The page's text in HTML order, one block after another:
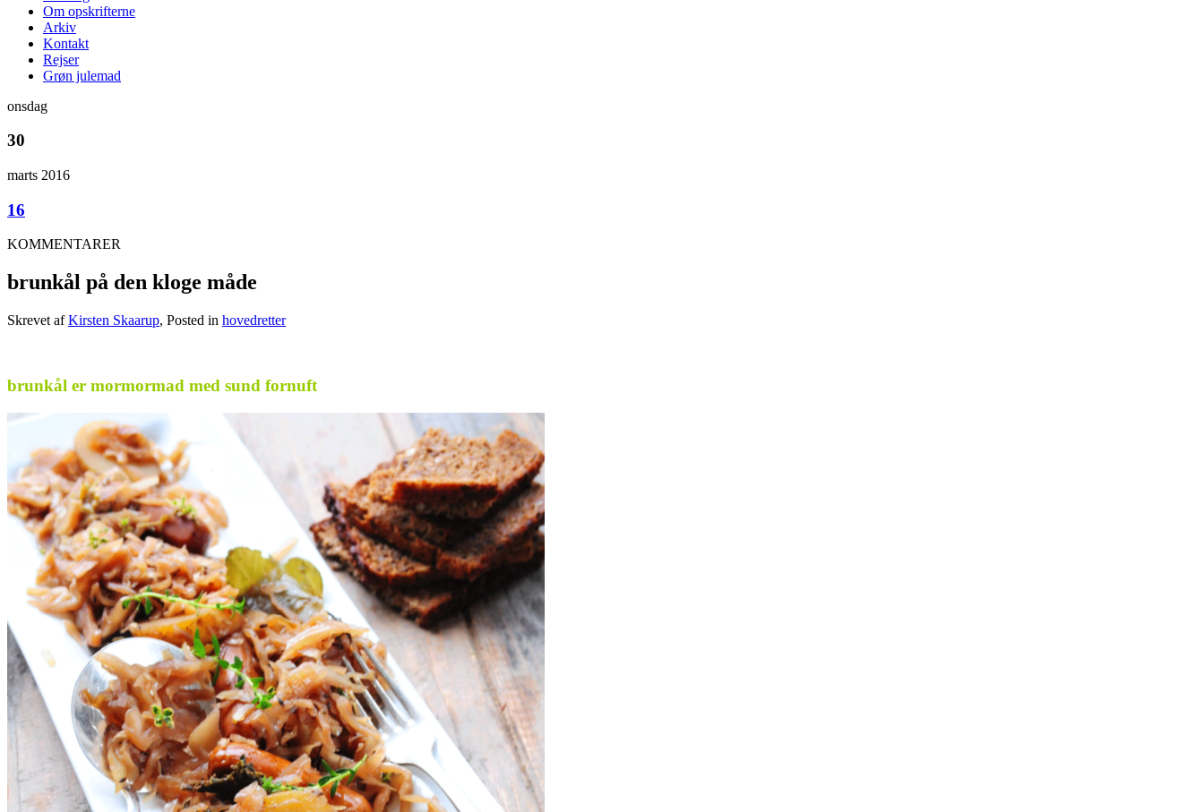
Om opskrifterne
Arkiv
Kontakt
Rejser
Grøn julemad
onsdag
30
marts 2016
16
KOMMENTARER
brunkål på den kloge måde
Skrevet afKirsten Skaarup, Posted in hovedretter
brunkål er mormormad med sund fornuft